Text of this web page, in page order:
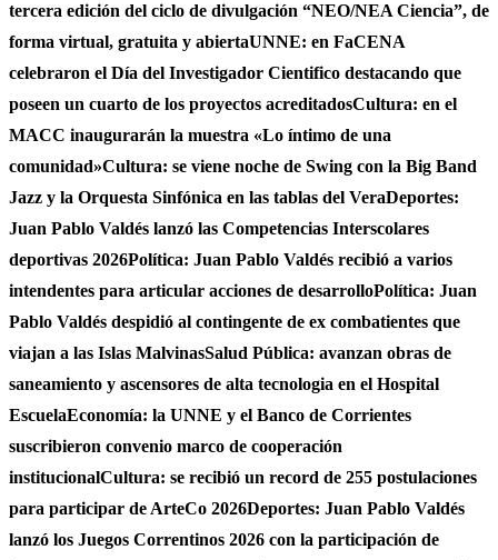
tercera edición del ciclo de divulgación “NEO/NEA Ciencia”, de
forma virtual, gratuita y abiertaUNNE: en FaCENA
celebraron el Día del Investigador Cientifico destacando que
poseen un cuarto de los proyectos acreditadosCultura: en el
MACC inaugurarán la muestra «Lo íntimo de una
comunidad»Cultura: se viene noche de Swing con la Big Band
Jazz y la Orquesta Sinfónica en las tablas del VeraDeportes:
Juan Pablo Valdés lanzó las Competencias Interscolares
deportivas 2026Política: Juan Pablo Valdés recibió a varios
intendentes para articular acciones de desarrolloPolítica: Juan
Pablo Valdés despidió al contingente de ex combatientes que
viajan a las Islas MalvinasSalud Pública: avanzan obras de
saneamiento y ascensores de alta tecnologia en el Hospital
EscuelaEconomía: la UNNE y el Banco de Corrientes
suscribieron convenio marco de cooperación
institucionalCultura: se recibió un record de 255 postulaciones
para participar de ArteCo 2026Deportes: Juan Pablo Valdés
lanzó los Juegos Correntinos 2026 con la participación de